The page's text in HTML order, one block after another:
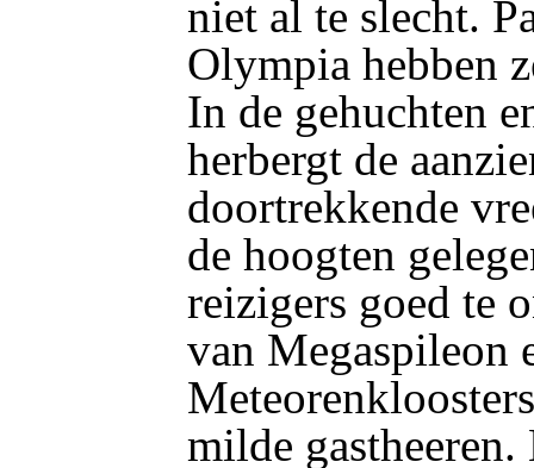
niet al te slecht.
Olympia hebben
In de gehuchten
herbergt de
doortrekkende
de hoogten
reizigers goed te
van Megaspileon
milde